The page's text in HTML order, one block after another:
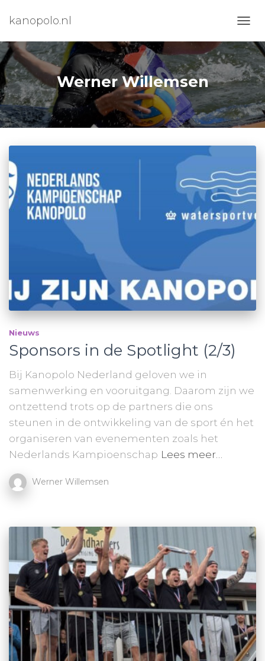
kanopolo.nl
Werner Willemsen
Nieuws
Sponsors in de Spotlight (2/3)
Bij Kanopolo Nederland geloven we in
samenwerking en vooruitgang. Daarom zijn we
ontzettend trots op de partners die ons
steunen in de ontwikkeling van de sport én het
organiseren van evenementen zoals het
Nederlands Kampioenschap Lees meer…
Werner Willemsen